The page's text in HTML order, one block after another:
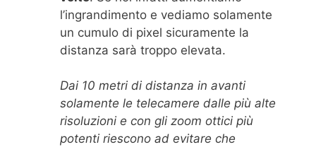
l’ingrandimento e vediamo solamente
un cumulo di pixel sicuramente la
distanza sarà troppo elevata.
Dai 10 metri di distanza in avanti
solamente le telecamere dalle più alte
risoluzioni e con gli zoom ottici più
potenti riescono ad evitare che